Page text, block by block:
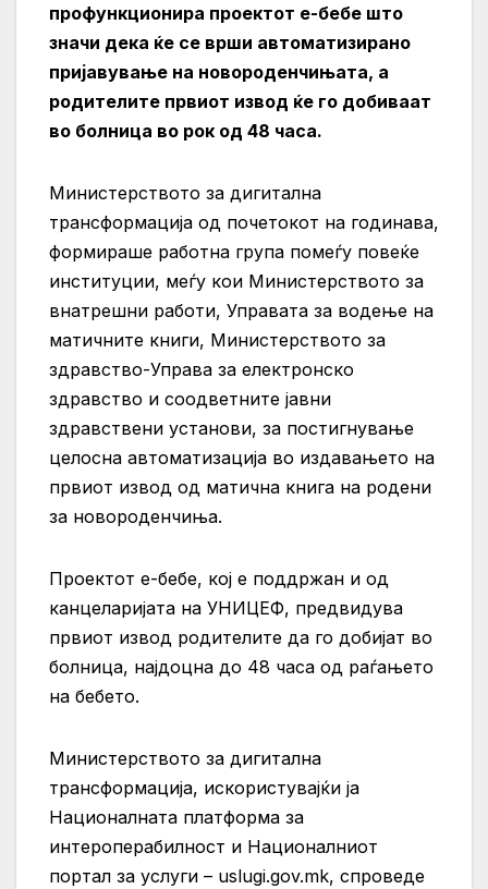
профункционира проектот е-бебе што
значи дека ќе се врши автоматизирано
пријавување на новороденчињата, а
родителите првиот извод ќе го добиваат
во болница во рок од 48 часа.
Министерството за дигитална
трансформација од почетокот на годинава,
формираше работна група помеѓу повеќе
институции, меѓу кои Министерството за
внатрешни работи, Управата за водење на
матичните книги, Министерството за
здравство-Управа за електронско
здравство и соодветните јавни
здравствени установи, за постигнување
целосна автоматизација во издавањето на
првиот извод од матична книга на родени
за новороденчиња.
Проектот е-бебе, кој е поддржан и од
канцеларијата на УНИЦЕФ, предвидува
првиот извод родителите да го добијат во
болница, најдоцна до 48 часа од раѓањето
на бебето.
Министерството за дигитална
трансформација, искористувајќи ја
Националната платформа за
интероперабилност и Националниот
портал за услуги – uslugi.gov.mk, спроведе